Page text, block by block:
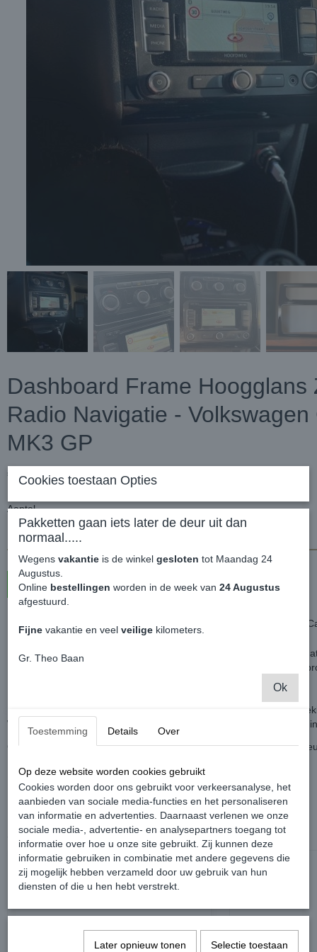
Dashboard Frame Hoogglans
Radio Navigatie - Volkswagen
MK3 GP
€ 199,99 (inclusief btw 21%)
Aantal
In winkelwagen
Dashboard Frame Hoogglans Zwart Radio Navigatie - Volkswagen
Is jouw dashboard ook zo "kaal" en wil je hem graag eenvoudig
Dit frame is hoogglans en diep zwart en betreft een origineel OEM
Montage gaat eenvoudig doordat het frame makkelijk los en vast
Wel even opletten met bevestigen dat het frame recht voor de
Op zoek naar een andere kleur? Op aanvraag kunnen meerdere
Ook interessant
Cookies toestaan Opties
Pakketten gaan iets later de deur uit dan
normaal.....
Wegens vakantie is de winkel gesloten tot Maandag 24
Augustus.
Online bestellingen worden in de week van 24 Augustus
afgestuurd.
Fijne vakantie en veel veilige kilometers.
Gr. Theo Baan
Ok
Toestemming Details Over
Op deze website worden cookies gebruikt
Cookies worden door ons gebruikt voor verkeersanalyse, het
aanbieden van sociale media-functies en het personaliseren
van informatie en advertenties. Daarnaast verlenen we onze
sociale media-, advertentie- en analysepartners toegang tot
informatie over hoe u onze site gebruikt. Zij kunnen deze
informatie gebruiken in combinatie met andere gegevens die
zij mogelijk hebben verzameld door uw gebruik van hun
diensten of die u hen hebt verstrekt.
Later opnieuw tonen Selectie toestaan